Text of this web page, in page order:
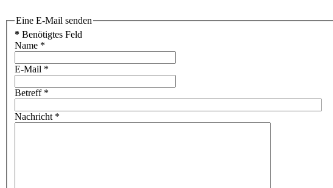
Eine E-Mail senden
* Benötigtes Feld
Name *
E-Mail *
Betreff*
Nachricht *